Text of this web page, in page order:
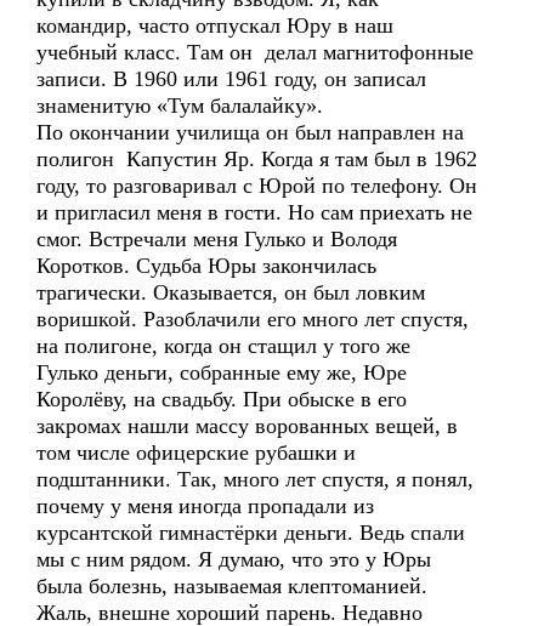
командир, часто отпускал Юру в наш
учебный класс. Там он делал магнитофонные
записи. В 1960 или 1961 году, он записал
знаменитую «Тум балалайку».
По окончании училища он был направлен на
полигон Капустин Яр. Когда я там был в 1962
году, то разговаривал с Юрой по телефону. Он
и пригласил меня в гости. Но сам приехать не
смог. Встречали меня Гулько и Володя
Коротков. Судьба Юры закончилась
трагически. Оказывается, он был ловким
воришкой. Разоблачили его много лет спустя,
на полигоне, когда он стащил у того же
Гулько деньги, собранные ему же, Юре
Королёву, на свадьбу. При обыске в его
закромах нашли массу ворованных вещей, в
том числе офицерские рубашки и
подштанники. Так, много лет спустя, я понял,
почему у меня иногда пропадали из
курсантской гимнастёрки деньги. Ведь спали
мы с ним рядом. Я думаю, что это у Юры
была болезнь, называемая клептоманией.
Жаль, внешне хороший парень. Недавно